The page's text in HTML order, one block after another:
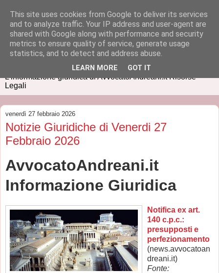
IUSPRESS
L'informazione giuridica di AvvocatoAndreani.it Risorse
Legali
venerdì 27 febbraio 2026
Notizie Giuridiche di Venerdi 27
Febbraio 2026
AvvocatoAndreani.it
Informazione Giuridica
Notifica ex art.
140 c.p.c.:
presupposti e
perfezionamento
(news.avvocatoan
dreani.it)
Fonte:
This site uses cookies from Google to deliver its services
and to analyze traffic. Your IP address and user-agent are
shared with Google along with performance and security
metrics to ensure quality of service, generate usage
statistics, and to detect and address abuse.
LEARN MORE GOT IT